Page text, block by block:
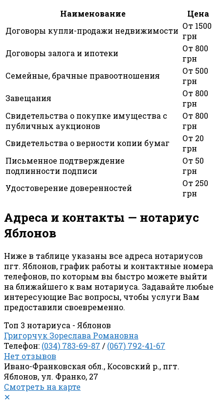
Наименование
Цена
Договоры купли-продажи недвижимости От 1500
грн
Договоры залога и ипотеки
От 800
грн
Семейные, брачные правоотношения
От 500
грн
Завещания
От 800
грн
Свидетельства о покупке имущества с
публичных аукционов
От 800
грн
Свидетельства о верности копии бумаг
От 20
грн
Письменное подтверждение
подлинности подписи
От 50
грн
Удостоверение доверенностей
От 250
грн
Адреса и контакты — нотариус
Яблонов
Ниже в таблице указаны все адреса нотариусов
пгт. Яблонов, график работы и контактные номера
телефонов, по которым вы быстро можете выйти
на ближайшего к вам нотариуса. Задавайте любые
интересующие Вас вопросы, чтобы услуги Вам
предоставили своевременно.
Топ 3 нотариуса - Яблонов
Григорчук Зореслава Романовна
Телефон: (034) 783-69-87 / (067) 792-41-67
Нет отзывов
Ивано-Франковская обл., Косовский р., пгт.
Яблонов, ул. Франко, 27
Смотреть на карте
✕